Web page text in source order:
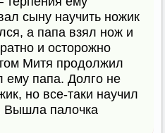
сыну научить ножик
а папа взял нож и
и осторожно
Митя продолжил
ему папа. Долго не
но все-таки научил
Вышла палочка